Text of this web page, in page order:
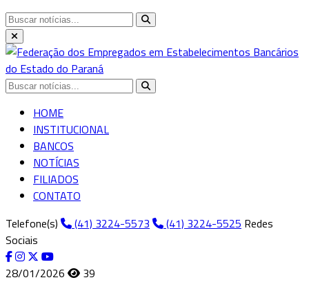
HOME
INSTITUCIONAL
BANCOS
NOTÍCIAS
FILIADOS
CONTATO
Telefone(s)
(41) 3224-5573 (41) 3224-5525 Redes
Sociais
28/01/2026
39